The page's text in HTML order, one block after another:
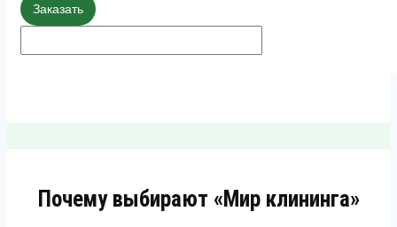
Заказать
Почему выбирают «Мир клининга»